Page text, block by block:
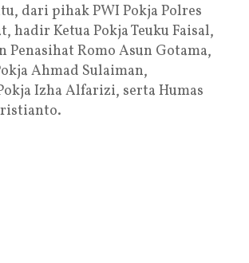
dari pihak PWI Pokja Polres
hadir Ketua Pokja Teuku Faisal,
Penasihat Romo Asun Gotama,
Ahmad Sulaiman,
Izha Alfarizi, serta Humas